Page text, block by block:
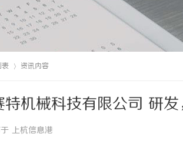
表 资讯内容
特机械科技有限公司 研
上杭信息港